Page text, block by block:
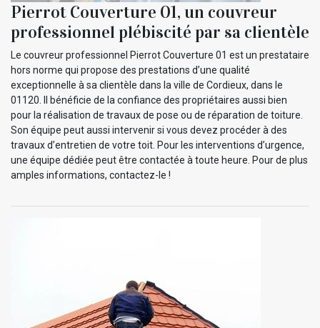
Pierrot Couverture 01, un couvreur
professionnel plébiscité par sa clientèle
Le couvreur professionnel Pierrot Couverture 01 est un prestataire
hors norme qui propose des prestations d’une qualité
exceptionnelle à sa clientèle dans la ville de Cordieux, dans le
01120. Il bénéficie de la confiance des propriétaires aussi bien
pour la réalisation de travaux de pose ou de réparation de toiture.
Son équipe peut aussi intervenir si vous devez procéder à des
travaux d’entretien de votre toit. Pour les interventions d’urgence,
une équipe dédiée peut être contactée à toute heure. Pour de plus
amples informations, contactez-le !